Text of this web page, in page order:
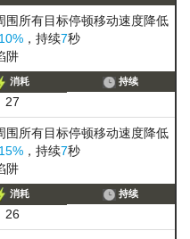
围所有目标停顿移动速度降低
，持续7秒
阱
消耗
27
持续
围所有目标停顿移动速度降低
，持续7秒
阱
消耗
26
持续